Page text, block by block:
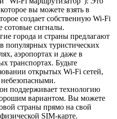
вы можете взять в
создает собственную Wi-Fi
сотовые сигналы.
города и страны предлагают
популярных туристических
аэропортах и даже в
транспортах. Будьте
открытых Wi-Fi сетей,
поддерживает технологию
вариантом. Вы можете
страны прямо на свой
SIM-карте.